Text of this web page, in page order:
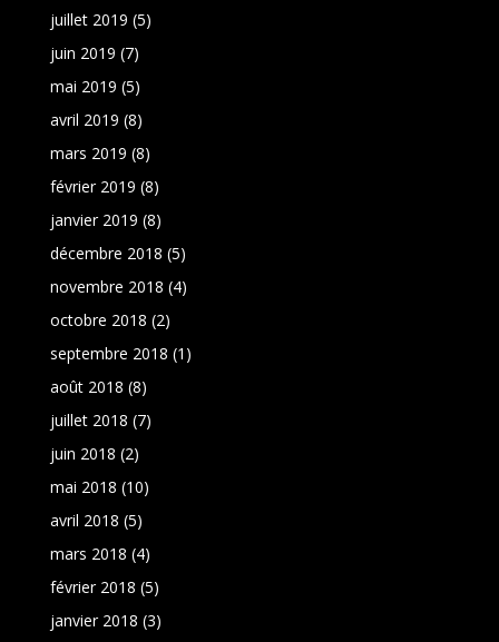
juillet 2019 (5)
juin 2019 (7)
mai 2019 (5)
avril 2019 (8)
mars 2019 (8)
février 2019 (8)
janvier 2019 (8)
décembre 2018 (5)
novembre 2018 (4)
octobre 2018 (2)
septembre 2018 (1)
août 2018 (8)
juillet 2018 (7)
juin 2018 (2)
mai 2018 (10)
avril 2018 (5)
mars 2018 (4)
février 2018 (5)
janvier 2018 (3)